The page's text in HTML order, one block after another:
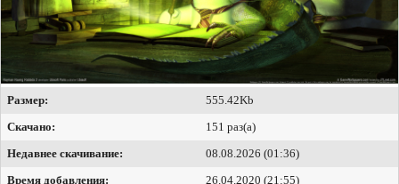
Размер:
555.42Kb
Скачано:
151 раз(а)
Недавнее скачивание:
08.08.2026 (01:36)
Время добавления:
26.04.2020 (21:55)